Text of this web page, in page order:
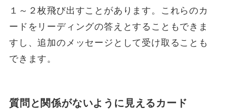
１～２枚飛び出すことがあります。これらのカ
ードをリーディングの答えとすることもできま
すし、追加のメッセージとして受け取ることも
できます。
質問と関係がないように見えるカード